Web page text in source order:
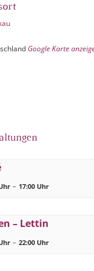
Google Karte
– 17:00 Uhr
– Lettin
– 22:00 Uhr